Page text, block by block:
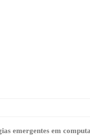
emergentes em